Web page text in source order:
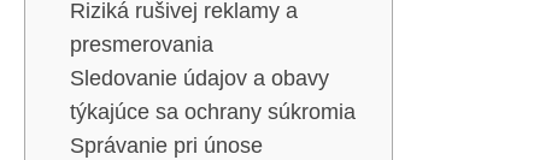
Riziká rušivej reklamy a
presmerovania
Sledovanie údajov a obavy
týkajúce sa ochrany súkromia
Správanie pri únose